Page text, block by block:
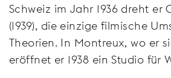
Schweiz im Jahr 1936 dreht er
(1939), die einzige filmische
Theorien. In Montreux, wo er
eröffnet er 1938 ein Studio für